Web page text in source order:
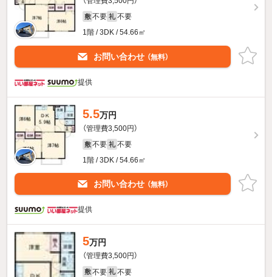
敷 不要 礼 不要
1階 / 3DK / 54.66㎡
お問い合わせ （無料）
提供
5.5万円
（管理費3,500円）
敷 不要 礼 不要
1階 / 3DK / 54.66㎡
お問い合わせ （無料）
提供
5万円
（管理費3,500円）
敷 不要 礼 不要